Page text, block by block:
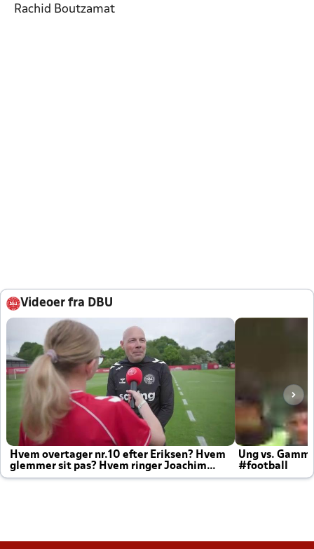
Rachid Boutzamat
Videoer fra DBU
Hvem overtager nr.10 efter Eriksen? Hvem
glemmer sit pas? Hvem ringer Joachim
altid til efter kampe?
Ung vs.
#football